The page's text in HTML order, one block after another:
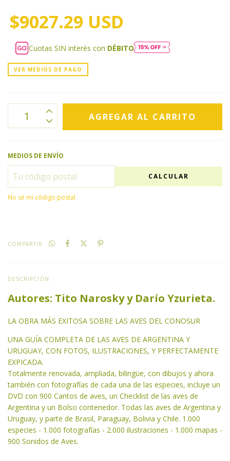
$9027.29 USD
Cuotas SIN interés con DÉBITO
VER MEDIOS DE PAGO
MEDIOS DE ENVÍO
CALCULAR
No sé mi código postal
COMPARTIR
DESCRIPCIÓN
Autores: Tito Narosky y Darío Yzurieta.
LA OBRA MÁS EXITOSA SOBRE LAS AVES DEL CONOSUR
UNA GUÍA COMPLETA DE LAS AVES DE ARGENTINA Y
URUGUAY, CON FOTOS, ILUSTRACIONES, Y PERFECTAMENTE
EXPICADA.
Totalmente renovada, ampliada, bilingüe, con dibujos y ahora
también con fotografías de cada una de las especies, incluye un
DVD con 900 Cantos de aves, un Checklist de las aves de
Argentina y un Bolso contenedor. Todas las aves de Argentina y
Uruguay, y parte de Brasil, Paraguay, Bolivia y Chile. 1.000
especies - 1.000 fotografías - 2.000 ilustraciones - 1.000 mapas -
900 Sonidos de Aves.